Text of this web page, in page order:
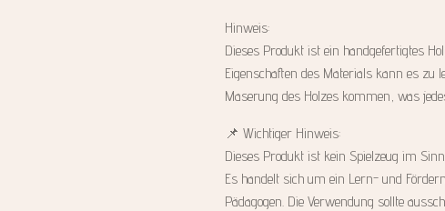
Hinweis:
Dieses Produkt ist ein handgefertigtes
Eigenschaften des Materials kann es zu
Maserung des Holzes kommen, was
📌 Wichtiger Hinweis:
Dieses Produkt ist kein Spielzeug im
Es handelt sich um ein Lern- und
Pädagogen. Die Verwendung sollte